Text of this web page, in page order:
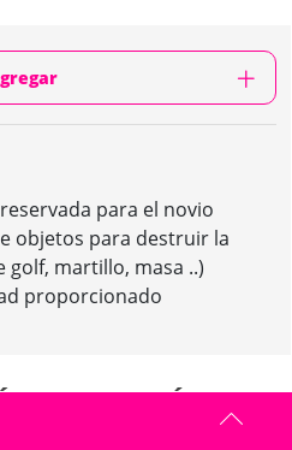
para el novio
objetos para destruir la
golf, martillo, masa ..)
proporcionado
: PRESENTACIÓN